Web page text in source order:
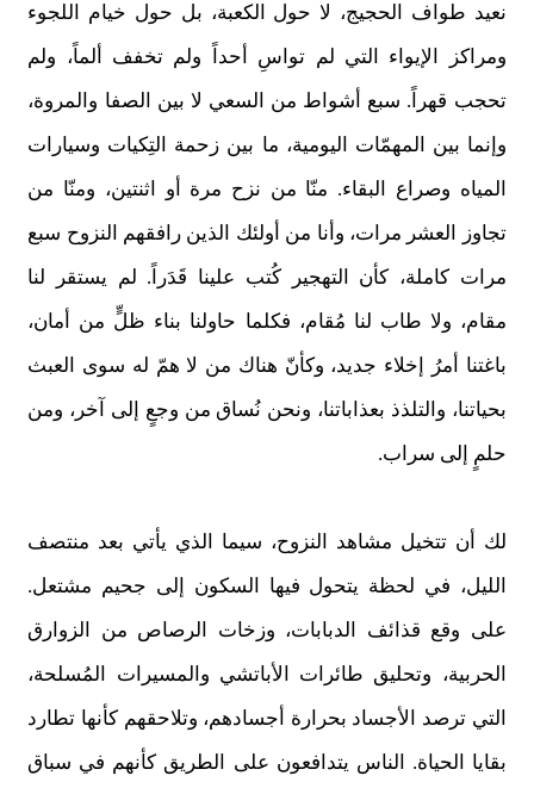
نعيد طواف الحجيج، لا حول الكعبة، بل حول خيام اللجوء
ومراكز الإيواء التي لم تواسِ أحداً ولم تخفف ألماً، ولم
تحجب قهراً. سبع أشواط من السعي لا بين الصفا والمروة،
وإنما بين المهمّات اليومية، ما بين زحمة التِكيات وسيارات
المياه وصراع البقاء. منّا من نزح مرة أو اثنتين، ومنّا من
تجاوز العشر مرات، وأنا من أولئك الذين رافقهم النزوح سبع
مرات كاملة، كأن التهجير كُتب علينا قَدَراً. لم يستقر لنا
مقام، ولا طاب لنا مُقام، فكلما حاولنا بناء ظلٍّ من أمان،
باغتنا أمرُ إخلاء جديد، وكأنّ هناك من لا همّ له سوى العبث
بحياتنا، والتلذذ بعذاباتنا، ونحن نُساق من وجعٍ إلى آخر، ومن
حلمٍ إلى سراب.
لك أن تتخيل مشاهد النزوح، سيما الذي يأتي بعد منتصف
الليل، في لحظة يتحول فيها السكون إلى جحيم مشتعل.
على وقع قذائف الدبابات، وزخات الرصاص من الزوارق
الحربية، وتحليق طائرات الأباتشي والمسيرات المُسلحة،
التي ترصد الأجساد بحرارة أجسادهم، وتلاحقهم كأنها تطارد
بقايا الحياة. الناس يتدافعون على الطريق كأنهم في سباق